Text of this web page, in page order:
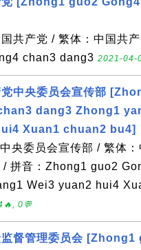
共产党 / 繁体：中国共产
chan3 dang3 2021-04-
党中央委员会宣传部
dang3 Zhong1
Xuan1 chuan2 bu4]
央委员会宣传部 / 繁体：
/ 拼音：Zhong1 guo2
Wei3 yuan2 hui4
0💬
监督管理委员会